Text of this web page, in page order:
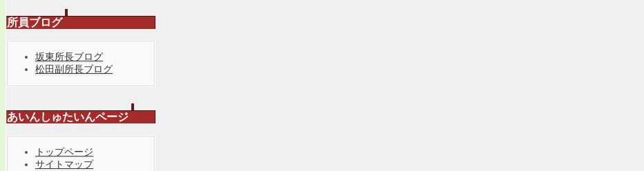
所員ブログ
坂東所長ブログ
松田副所長ブログ
あいんしゅたいんページ
トップページ
サイトマップ